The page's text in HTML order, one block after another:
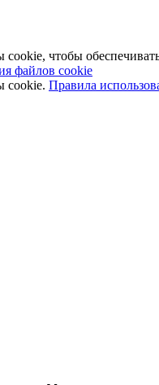
чтобы
файлов cookie
cookie. Правила